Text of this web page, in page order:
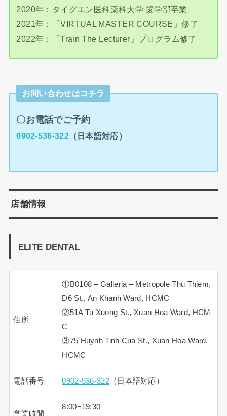
2020年：タイグエン医科薬科大学 歯学部卒業
2021年：「VIRTUAL MASTER COURSE」修了
2022年：「Train The Lecturer」プログラム修了
お問い合わせはコチラ
〇お電話でご予約
0902-536-322（日本語対応）
店舗情報
ELITE DENTAL
住所
①B0108 – Galleria – Metropole Thu Thiem,
D6 St., An Khanh Ward, HCMC
②51A Tu Xuong St., Xuan Hoa Ward, HCM
C
③75 Huynh Tinh Cua St., Xuan Hoa Ward,
HCMC
電話番号 0902-536-322（日本語対応）
営業時間
8:00−19:30